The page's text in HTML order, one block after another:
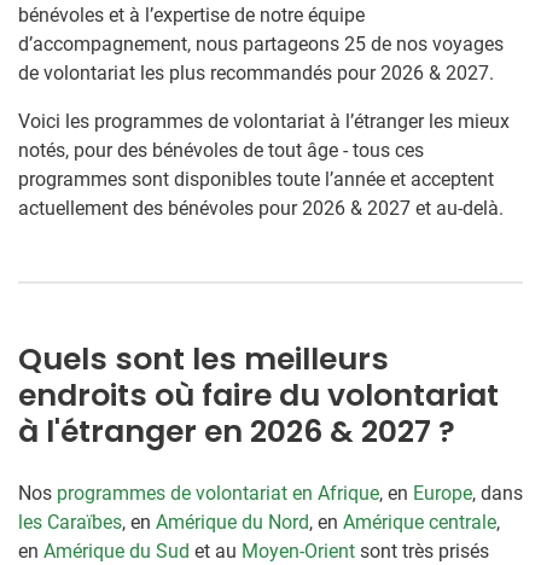
bénévoles et à l’expertise de notre équipe
d’accompagnement, nous partageons 25 de nos voyages
de volontariat les plus recommandés pour 2026 & 2027.
Voici les programmes de volontariat à l’étranger les mieux
notés, pour des bénévoles de tout âge - tous ces
programmes sont disponibles toute l’année et acceptent
actuellement des bénévoles pour 2026 & 2027 et au-delà.
Quels sont les meilleurs
endroits où faire du volontariat
à l'étranger en 2026 & 2027 ?
Nos programmes de volontariat en Afrique, en Europe, dans
les Caraïbes, en Amérique du Nord, en Amérique centrale,
en Amérique du Sud et au Moyen-Orient sont très prisés